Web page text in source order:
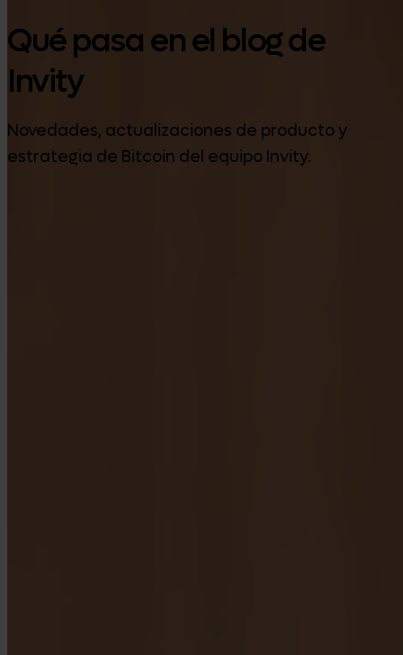
Qué pasa en el blog de
Invity
Novedades, actualizaciones de producto y
estrategia de Bitcoin del equipo Invity.